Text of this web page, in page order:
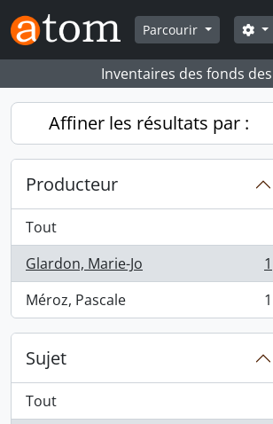
Skip to main content
Parcourir
Inventaires des fonds
Affiner les résultats par :
Producteur
Tout
Glardon, Marie-Jo
, 1 résultats
1
Méroz, Pascale
, 1 résultats 1
Sujet
Tout